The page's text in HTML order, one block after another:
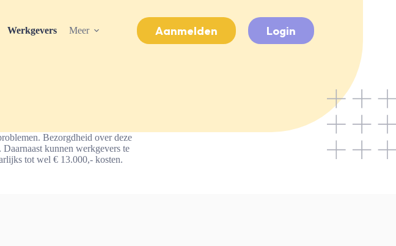
Werkgevers Meer Aanmelden Login
Bezorgdheid over deze
kunnen werkgevers te
tot wel € 13.000,- kosten.